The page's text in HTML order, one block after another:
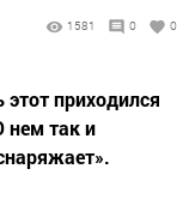
1581 0 0
приходился
нем так и